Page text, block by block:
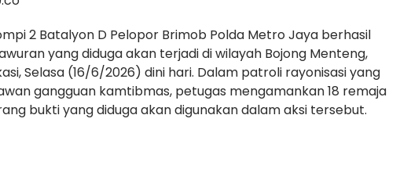
2 Batalyon D Pelopor Brimob Polda Metro Jaya berhasil
yang diduga akan terjadi di wilayah Bojong Menteng,
Selasa (16/6/2026) dini hari. Dalam patroli rayonisasi yang
gangguan kamtibmas, petugas mengamankan 18 remaja
bukti yang diduga akan digunakan dalam aksi tersebut.